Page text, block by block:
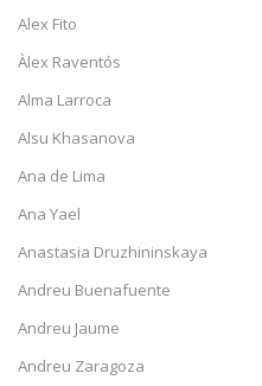
Alex Fito
Àlex Raventós
Alma Larroca
Alsu Khasanova
Ana de Lima
Ana Yael
Anastasia Druzhininskaya
Andreu Buenafuente
Andreu Jaume
Andreu Zaragoza